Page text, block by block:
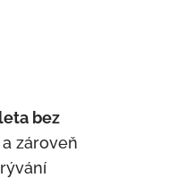
bez
zároveň